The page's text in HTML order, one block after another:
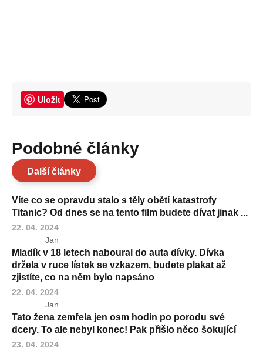
Uložit
Podobné články
Další články
Víte co se opravdu stalo s těly obětí katastrofy
Titanic? Od dnes se na tento film budete dívat jinak ...
22. 04. 2024
Jan
Mladík v 18 letech naboural do auta dívky. Dívka
držela v ruce lístek se vzkazem, budete plakat až
zjistíte, co na něm bylo napsáno
22. 04. 2024
Jan
Tato žena zemřela jen osm hodin po porodu své
dcery. To ale nebyl konec! Pak přišlo něco šokující
23. 04. 2024